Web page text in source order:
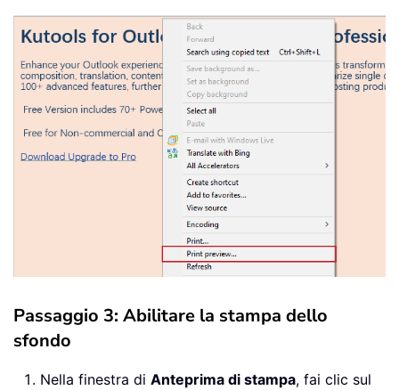
Passaggio 3: Abilitare la stampa dello
sfondo
Nella finestra di Anteprima di stampa, fai clic sul